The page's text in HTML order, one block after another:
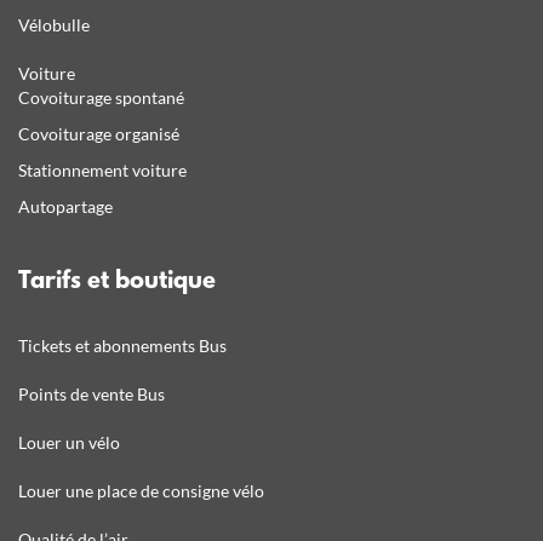
Vélobulle
Voiture
Covoiturage spontané
Covoiturage organisé
Stationnement voiture
Autopartage
Tarifs et boutique
Tickets et abonnements Bus
Points de vente Bus
Louer un vélo
Louer une place de consigne vélo